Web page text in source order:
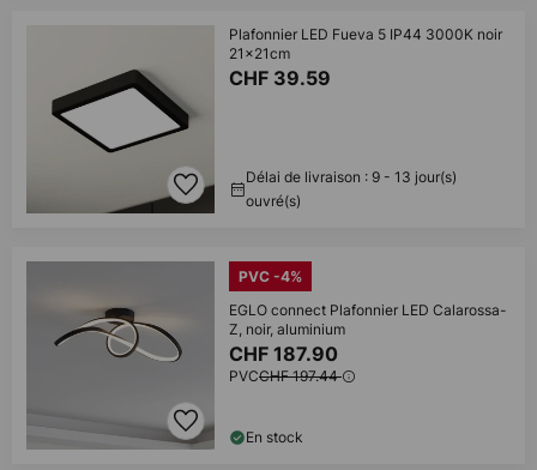
Plafonnier LED Fueva 5 IP44 3000K noir
21x21cm
CHF 39.59
Délai de livraison : 9 - 13 jour(s)
ouvré(s)
PVC -4%
EGLO connect Plafonnier LED Calarossa-
Z, noir, aluminium
CHF 187.90
PVCCHF 197.44
En stock